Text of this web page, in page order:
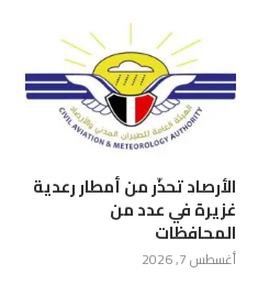
الأرصاد تحذّر من أمطار رعدية
غزيرة في عدد من
المحافظات
أغسطس 7, 2026